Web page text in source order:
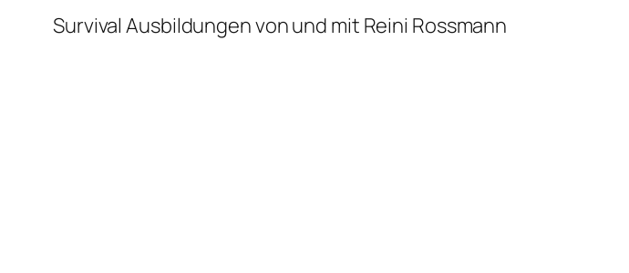
Survival Ausbildungen von und mit Reini Rossmann